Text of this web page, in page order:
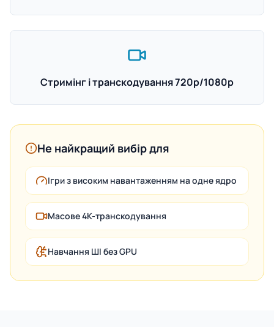
Стримінг і транскодування 720p/1080p
Не найкращий вибір для
Ігри з високим навантаженням на одне ядро
Масове 4K-транскодування
Навчання ШІ без GPU